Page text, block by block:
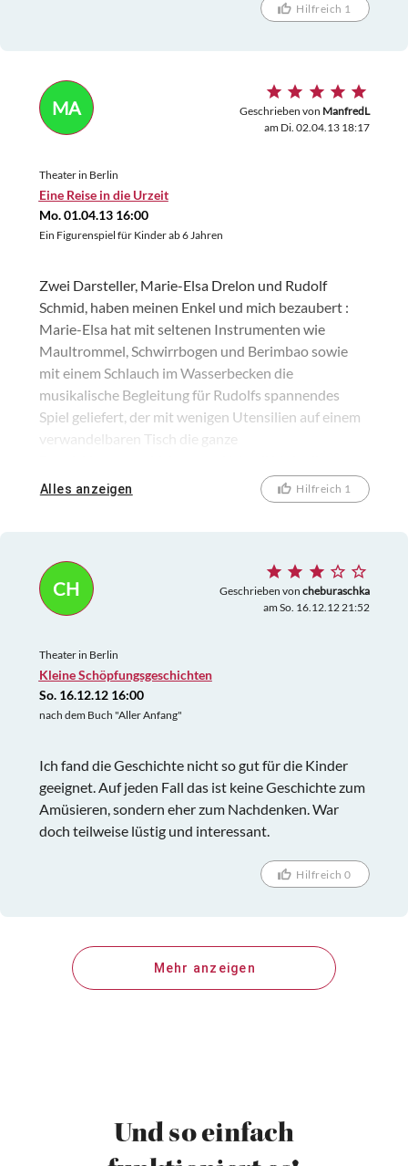
Hilfreich 1
MA Geschrieben von ManfredL
am Di. 02.04.13 18:17
Theater in Berlin
Eine Reise in die Urzeit
Mo. 01.04.13 16:00
Ein Figurenspiel für Kinder ab 6 Jahren
Zwei Darsteller, Marie-Elsa Drelon und Rudolf
Schmid, haben meinen Enkel und mich bezaubert :
Marie-Elsa hat mit seltenen Instrumenten wie
Maultrommel, Schwirrbogen und Berimbao sowie
mit einem Schlauch im Wasserbecken die
musikalische Begleitung für Rudolfs spannendes
Spiel geliefert, der mit wenigen Utensilien auf einem
verwandelbaren Tisch die ganze
Gegenwart auferstehen ließ. Die verwendeten
Tierfiguren, besonders die Saurier, wirkten bei ihm
wieder !
Alles anzeigen Hilfreich 1
CH Geschrieben von cheburaschka
am So. 16.12.12 21:52
Theater in Berlin
Kleine Schöpfungsgeschichten
So. 16.12.12 16:00
nach dem Buch "Aller Anfang"
Ich fand die Geschichte nicht so gut für die Kinder
geeignet. Auf jeden Fall das ist keine Geschichte zum
Amüsieren, sondern eher zum Nachdenken. War
doch teilweise lüstig und interessant.
Hilfreich 0
Mehr anzeigen
Und so einfach